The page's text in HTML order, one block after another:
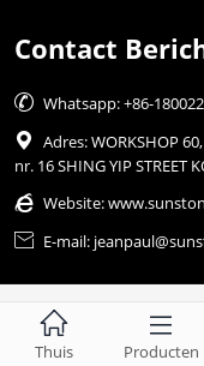
Contact
 Whatsapp: +86-

Adres: WORKSHOP
nr. 16 SHING YIP STREET
 Website:
 E-mail:

Thuis

Producten